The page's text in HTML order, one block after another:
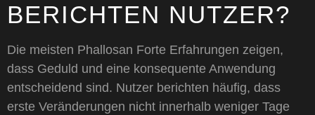
BERICHTEN NUTZER?
Die meisten Phallosan Forte Erfahrungen zeigen,
dass Geduld und eine konsequente Anwendung
entscheidend sind. Nutzer berichten häufig, dass
erste Veränderungen nicht innerhalb weniger Tage